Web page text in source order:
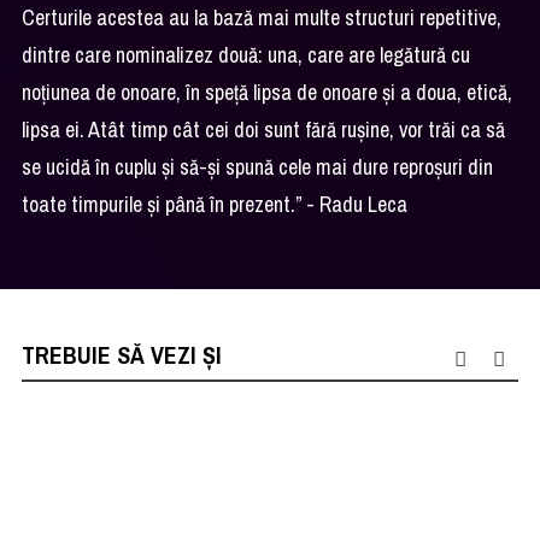
Certurile acestea au la bază mai multe structuri repetitive,
dintre care nominalizez două: una, care are legătură cu
noțiunea de onoare, în speță lipsa de onoare și a doua, etică,
lipsa ei. Atât timp cât cei doi sunt fără rușine, vor trăi ca să
se ucidă în cuplu și să-și spună cele mai dure reproșuri din
toate timpurile și până în prezent.” - Radu Leca
TREBUIE SĂ VEZI ȘI